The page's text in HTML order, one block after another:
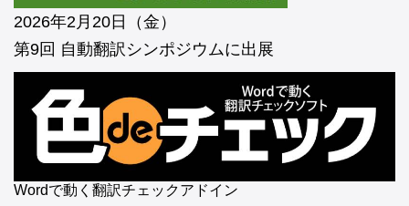
2026年2月20日（金）
第9回 自動翻訳シンポジウムに出展
Wordで動く翻訳チェックアドイン